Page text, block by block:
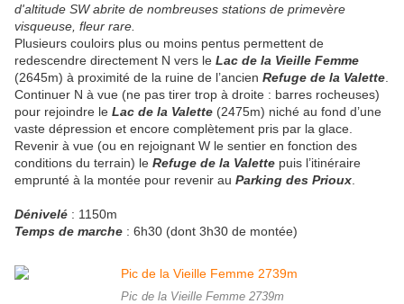
d'altitude SW abrite de nombreuses stations de primevère
visqueuse, fleur rare.
Plusieurs couloirs plus ou moins pentus permettent de
redescendre directement N vers le Lac de la Vieille Femme
(2645m) à proximité de la ruine de l’ancien Refuge de la Valette
Continuer N à vue (ne pas tirer trop à droite : barres rocheuses)
pour rejoindre le Lac de la Valette (2475m) niché au fond d’une
vaste dépression et encore complètement pris par la glace.
Revenir à vue (ou en rejoignant W le sentier en fonction des
conditions du terrain) le Refuge de la Valette puis l’itinéraire
emprunté à la montée pour revenir au Parking des Prioux
Dénivelé : 1150m
Temps de marche : 6h30 (dont 3h30 de montée)
Pic de la Vieille Femme 2739m